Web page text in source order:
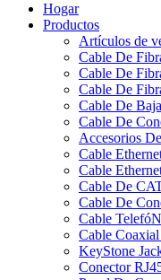
Hogar
Productos
Artículos de
Cable De
Cable De
Cable De
Cable De
Cable De
Accesorios
Cable
Cable
Cable De
Cable De
Cable
Cable
KeyStone
Conector